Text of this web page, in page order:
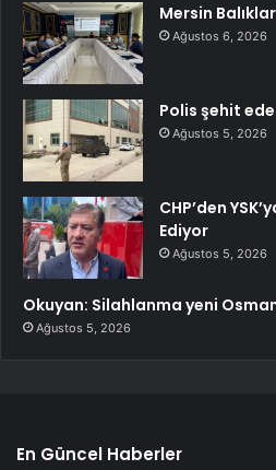
Mersin
Ağustos 6, 2026
Polis şehit
Ağustos 5, 2026
CHP’den
Ediyor
Ağustos 5, 2026
Okuyan: Silahlanma yeni
Ağustos 5, 2026
En Güncel Haberler